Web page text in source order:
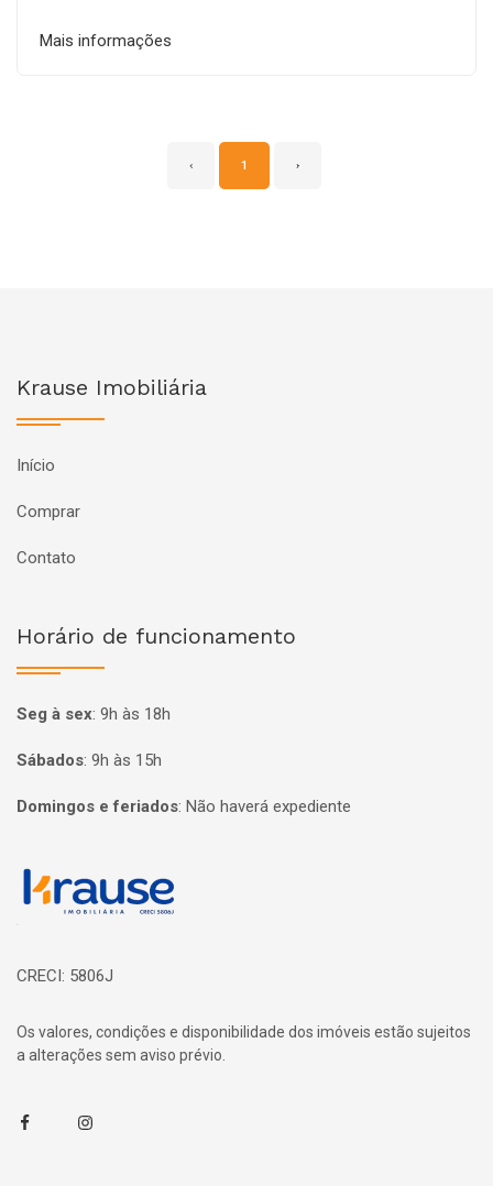
Mais informações
‹ 1 ›
Krause Imobiliária
Início
Comprar
Contato
Horário de funcionamento
Seg à sex: 9h às 18h
Sábados: 9h às 15h
Domingos e feriados: Não haverá expediente
Página inicial
CRECI: 5806J
Os valores, condições e disponibilidade dos imóveis estão sujeitos
a alterações sem aviso prévio.
FacebookInstagram